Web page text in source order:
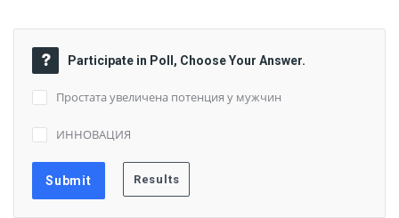
Participate in Poll, Choose Your Answer.
Простата увеличена потенция у мужчин
ИННОВАЦИЯ